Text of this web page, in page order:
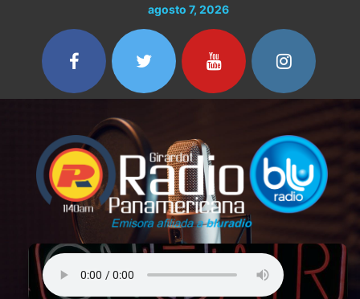
contenido
agosto 7, 2026